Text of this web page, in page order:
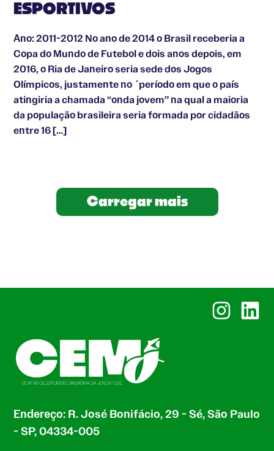
ESPORTIVOS
Ano: 2011-2012 No ano de 2014 o Brasil receberia a
Copa do Mundo de Futebol e dois anos depois, em
2016, o Ria de Janeiro seria sede dos Jogos
Olímpicos, justamente no ´período em que o país
atingiria a chamada “onda jovem” na qual a maioria
da população brasileira seria formada por cidadãos
entre 16 […]
Carregar mais
Instagram
Endereço: R. José Bonifácio, 29 - Sé, São Paulo
- SP, 04334-005